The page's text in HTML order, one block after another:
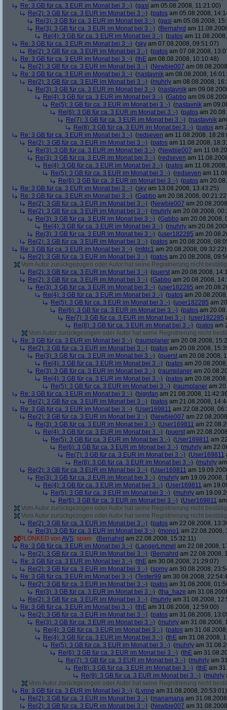
Re: 3 GB für ca. 3 EUR im Monat bei 3 :-) (gasi am 05.08.2008, 11:21:00)
Re(2): 3 GB für ca. 3 EUR im Monat bei 3 :-) (patos am 05.08.2008,
Re(3): 3 GB für ca. 3 EUR im Monat bei 3 :-) (gasi am 05.08.2008,
Re(3): 3 GB für ca. 3 EUR im Monat bei 3 :-) (Bernahrd am
Re(4): 3 GB für ca. 3 EUR im Monat bei 3 :-) (patos am
Re: 3 GB für ca. 3 EUR im Monat bei 3 :-) (sky am 07.08.2008, 09:51:07)
Re(2): 3 GB für ca. 3 EUR im Monat bei 3 :-) (patos am 07.08.2008,
Re: 3 GB für ca. 3 EUR im Monat bei 3 :-) (thE am 08.08.2008, 10:10:48)
Re(2): 3 GB für ca. 3 EUR im Monat bei 3 :-) (Newbie007 am
Re: 3 GB für ca. 3 EUR im Monat bei 3 :-) (nastavnik am 08.08.2008,
Re(2): 3 GB für ca. 3 EUR im Monat bei 3 :-) (muhrly am 08.08.2008,
Re(3): 3 GB für ca. 3 EUR im Monat bei 3 :-) (nastavnik am
Re(4): 3 GB für ca. 3 EUR im Monat bei 3 :-) (Gabbo am
Re(5): 3 GB für ca. 3 EUR im Monat bei 3 :-) (nastavnik am
Re(6): 3 GB für ca. 3 EUR im Monat bei 3 :-) (patos am
Re(7): 3 GB für ca. 3 EUR im Monat bei 3 :-) (nastavnik
Re(8): 3 GB für ca. 3 EUR im Monat bei 3 :-) (patos am
Re: 3 GB für ca. 3 EUR im Monat bei 3 :-) (redseven am 11.08.2008,
Re(2): 3 GB für ca. 3 EUR im Monat bei 3 :-) (patos am 11.08.2008,
Re(3): 3 GB für ca. 3 EUR im Monat bei 3 :-) (Newbie007 am
Re(3): 3 GB für ca. 3 EUR im Monat bei 3 :-) (redseven am
Re(4): 3 GB für ca. 3 EUR im Monat bei 3 :-) (patos am
Re(5): 3 GB für ca. 3 EUR im Monat bei 3 :-) (redseven am
Re(6): 3 GB für ca. 3 EUR im Monat bei 3 :-) (patos am
Re: 3 GB für ca. 3 EUR im Monat bei 3 :-) (sky am 13.08.2008, 13:43:25)
Re: 3 GB für ca. 3 EUR im Monat bei 3 :-) (Gabbo am 20.08.2008,
Re(2): 3 GB für ca. 3 EUR im Monat bei 3 :-) (Newbie007 am
Re(2): 3 GB für ca. 3 EUR im Monat bei 3 :-) (muhrly am 20.08.2008,
Re(3): 3 GB für ca. 3 EUR im Monat bei 3 :-) (Gabbo am 20.08.2008,
Re(4): 3 GB für ca. 3 EUR im Monat bei 3 :-) (muhrly am
Re(3): 3 GB für ca. 3 EUR im Monat bei 3 :-) (user182285 am
Re(2): 3 GB für ca. 3 EUR im Monat bei 3 :-) (patos am 20.08.2008,
Re: 3 GB für ca. 3 EUR im Monat bei 3 :-) (mfdc1 am 20.08.2008, 09:32:22)
Re(2): 3 GB für ca. 3 EUR im Monat bei 3 :-) (patos am 20.08.2008,
Vom Autor zurückgezogen oder Autor hat seine Registrierung nicht
Re(2): 3 GB für ca. 3 EUR im Monat bei 3 :-) (puerst am 20.08.2008,
Re(2): 3 GB für ca. 3 EUR im Monat bei 3 :-) (Gabbo am 20.08.2008,
Re(3): 3 GB für ca. 3 EUR im Monat bei 3 :-) (user182285 am
Re(4): 3 GB für ca. 3 EUR im Monat bei 3 :-) (patos am
Re(5): 3 GB für ca. 3 EUR im Monat bei 3 :-) (user182285 am
Re(6): 3 GB für ca. 3 EUR im Monat bei 3 :-) (patos am
Re(7): 3 GB für ca. 3 EUR im Monat bei 3 :-) (user182285
Re(8): 3 GB für ca. 3 EUR im Monat bei 3 :-) (patos am
Vom Autor zurückgezogen oder Autor hat seine Registrierung nicht
Re: 3 GB für ca. 3 EUR im Monat bei 3 :-) (raumplaner am 20.08.2008,
Re(2): 3 GB für ca. 3 EUR im Monat bei 3 :-) (patos am 20.08.2008,
Re(3): 3 GB für ca. 3 EUR im Monat bei 3 :-) (puerst am 20.08.2008,
Re(4): 3 GB für ca. 3 EUR im Monat bei 3 :-) (patos am
Re(3): 3 GB für ca. 3 EUR im Monat bei 3 :-) (raumplaner am
Re(4): 3 GB für ca. 3 EUR im Monat bei 3 :-) (patos am
Re(5): 3 GB für ca. 3 EUR im Monat bei 3 :-) (raumplaner am
Re: 3 GB für ca. 3 EUR im Monat bei 3 :-) (bignfan am 21.08.2008,
Re(2): 3 GB für ca. 3 EUR im Monat bei 3 :-) (patos am 21.08.2008,
Re: 3 GB für ca. 3 EUR im Monat bei 3 :-) (User169811 am 22.08.2008,
Re(2): 3 GB für ca. 3 EUR im Monat bei 3 :-) (Newbie007 am
Re(3): 3 GB für ca. 3 EUR im Monat bei 3 :-) (User169811 am
Re(4): 3 GB für ca. 3 EUR im Monat bei 3 :-) (puerst am
Re(5): 3 GB für ca. 3 EUR im Monat bei 3 :-) (User169811 am
Re(6): 3 GB für ca. 3 EUR im Monat bei 3 :-) (muhrly am
Re(7): 3 GB für ca. 3 EUR im Monat bei 3 :-) (User169811
Re(8): 3 GB für ca. 3 EUR im Monat bei 3 :-) (muhrly
Re(2): 3 GB für ca. 3 EUR im Monat bei 3 :-) (User169811 am
Re(3): 3 GB für ca. 3 EUR im Monat bei 3 :-) (muhrly am 19.09.2008,
Re(4): 3 GB für ca. 3 EUR im Monat bei 3 :-) (User169811 am
Re(5): 3 GB für ca. 3 EUR im Monat bei 3 :-) (muhrly am
Re(6): 3 GB für ca. 3 EUR im Monat bei 3 :-) (User169811
Vom Autor zurückgezogen oder Autor hat seine Registrierung nicht
Vom Autor zurückgezogen oder Autor hat seine Registrierung nicht
Re(2): 3 GB für ca. 3 EUR im Monat bei 3 :-) (patos am 22.08.2008,
Re(3): 3 GB für ca. 3 EUR im Monat bei 3 :-) (mono1 am 22.08.2008,
PLONKED von AVS: spam (Bernahrd am 22.08.2008, 15:32:11)
Re: 3 GB für ca. 3 EUR im Monat bei 3 :-) (LangerLmmel am 22.08.2008,
Re(2): 3 GB für ca. 3 EUR im Monat bei 3 :-) (Bernahrd am 22.08.2008,
Re: 3 GB für ca. 3 EUR im Monat bei 3 :-) (thE am 30.08.2008, 21:29:07)
Re(2): 3 GB für ca. 3 EUR im Monat bei 3 :-) (sorny am 30.08.2008,
Re: 3 GB für ca. 3 EUR im Monat bei 3 :-) (Tester99 am 30.08.2008,
Re(2): 3 GB für ca. 3 EUR im Monat bei 3 :-) (patos am 31.08.2008,
Re(3): 3 GB für ca. 3 EUR im Monat bei 3 :-) (tha_haze am
Re(2): 3 GB für ca. 3 EUR im Monat bei 3 :-) (muhrly am 31.08.2008,
Re: 3 GB für ca. 3 EUR im Monat bei 3 :-) (thE am 31.08.2008, 12:59:00)
Re(2): 3 GB für ca. 3 EUR im Monat bei 3 :-) (patos am 31.08.2008,
Re(3): 3 GB für ca. 3 EUR im Monat bei 3 :-) (muhrly am 31.08.2008,
Re(4): 3 GB für ca. 3 EUR im Monat bei 3 :-) (patos am
Re(4): 3 GB für ca. 3 EUR im Monat bei 3 :-) (thE am 31.08.2008,
Re(5): 3 GB für ca. 3 EUR im Monat bei 3 :-) (muhrly am
Re(6): 3 GB für ca. 3 EUR im Monat bei 3 :-) (thE am
Re(7): 3 GB für ca. 3 EUR im Monat bei 3 :-) (muhrly am
Re(8): 3 GB für ca. 3 EUR im Monat bei 3 :-) (thE am
Re(9): 3 GB für ca. 3 EUR im Monat bei 3 :-) (muhrly
Vom Autor zurückgezogen oder Autor hat seine Registrierung nicht
Re: 3 GB für ca. 3 EUR im Monat bei 3 :-) (Lynne am 31.08.2008, 20:53:01)
Re(2): 3 GB für ca. 3 EUR im Monat bei 3 :-) (manamana am
Re(2): 3 GB für ca. 3 EUR im Monat bei 3 :-) (Newbie007 am